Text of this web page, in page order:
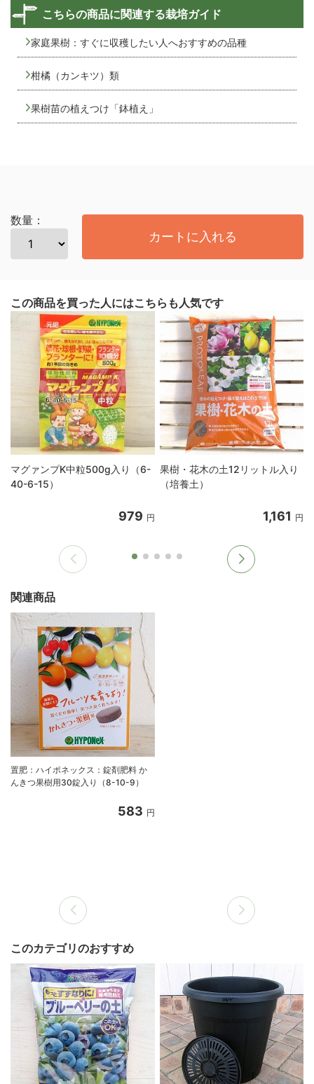
こちらの商品に関連する栽培ガイド
家庭果樹：すぐに収穫したい人へおすすめの品種
柑橘（カンキツ）類
果樹苗の植えつけ「鉢植え」
数量：
カートに入れる
この商品を買った人にはこちらも人気です
マグァンプK中粒500g入り（6-
40-6-15）
979 円
果樹・花木の土12リットル入り
（培養土）
1,161 円
関連商品
置肥：ハイポネックス：錠剤肥料 か
んきつ果樹用30錠入り（8-10-9）
583 円
このカテゴリのおすすめ